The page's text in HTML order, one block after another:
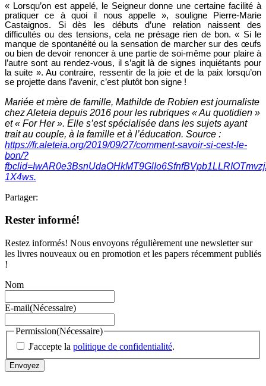
« Lorsqu’on est appelé, le Seigneur donne une certaine facilité à
pratiquer ce à quoi il nous appelle », souligne Pierre-Marie
Castaignos. Si dès les débuts d’une relation naissent des
difficultés ou des tensions, cela ne présage rien de bon. « Si le
manque de spontanéité ou la sensation de marcher sur des œufs
ou bien de devoir renoncer à une partie de soi-même pour plaire à
l’autre sont au rendez-vous, il s’agit là de signes inquiétants pour
la suite ». Au contraire, ressentir de la joie et de la paix lorsqu’on
se projette dans l’avenir, c’est plutôt bon signe !
Mariée et mère de famille, Mathilde de Robien est journaliste
chez Aleteia depuis 2016 pour les rubriques « Au quotidien »
et « For Her ». Elle s’est spécialisée dans les sujets ayant
trait au couple, à la famille et à l’éducation. Source :
https://fr.aleteia.org/2019/09/27/comment-savoir-si-cest-le-
bon/?
1X4ws.
Partager:
Rester informé!
Restez informés! Nous envoyons régulièrement une newsletter sur
les livres nouveaux ou en promotion et les papers récemment publiés
!
Nom
E-mail(Nécessaire)
Permission(Nécessaire)
J'accepte la politique de confidentialité.
Envoyez